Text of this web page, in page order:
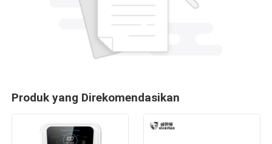
Produk yang Direkomendasikan